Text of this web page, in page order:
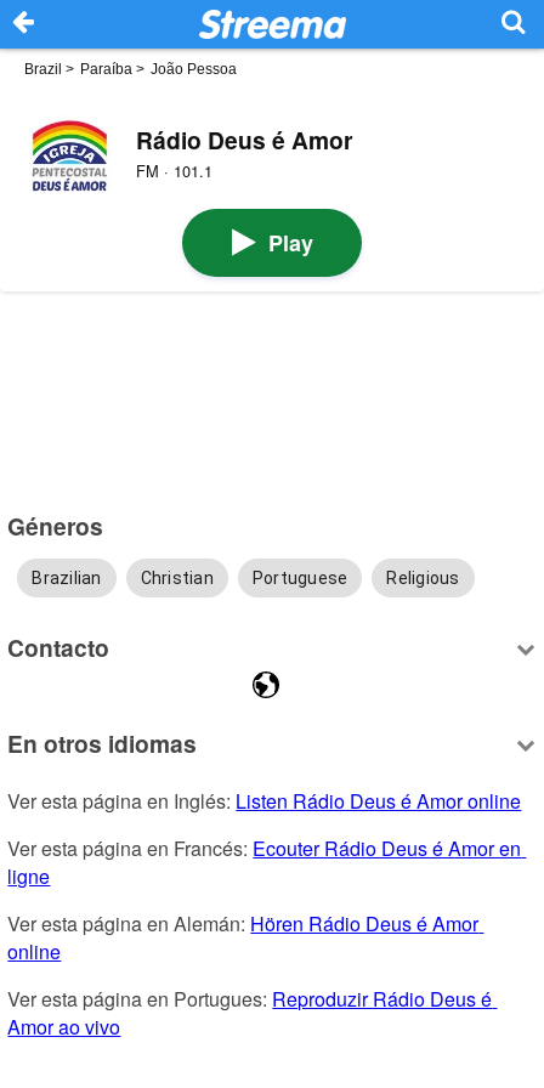
Brazil > Paraíba > João Pessoa
Rádio Deus é Amor
FM · 101.1
Play
Géneros
Brazilian Christian Portuguese Religious
Contacto
En otros idiomas
Ver esta página en Inglés: Listen Rádio Deus é Amor online
Ver esta página en Francés: Ecouter Rádio Deus é Amor en
ligne
Ver esta página en Alemán: Hören Rádio Deus é Amor
online
Ver esta página en Portugues: Reproduzir Rádio Deus é
Amor ao vivo